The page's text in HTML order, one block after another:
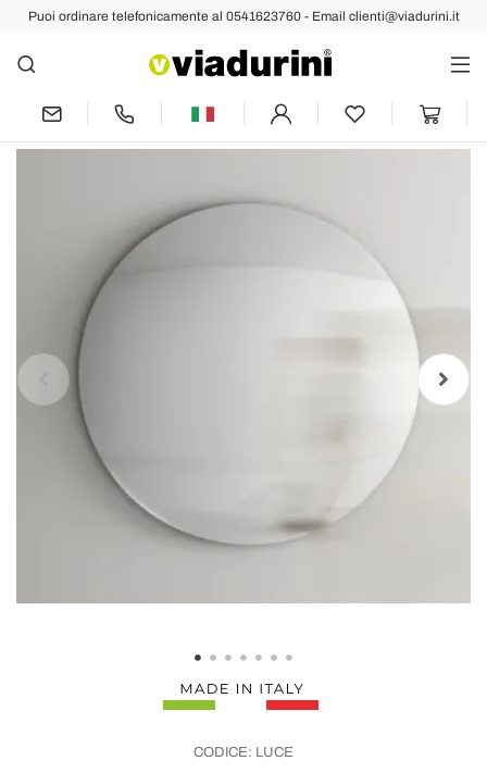
Puoi ordinare telefonicamente al 0541623760 - Email clienti@viadurini.it
Indietro Prec Succ
Specchio da Parete in Vetro Curvo
Convesso in Diverse Finiture - Luce
CODICE: LUCE